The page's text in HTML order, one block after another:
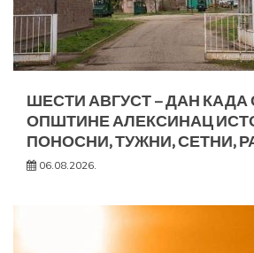
ШЕСТИ АВГУСТ – ДАН КАДА
ОПШТИНЕ АЛЕКСИНАЦ
ПОНОСНИ, ТУЖНИ, СЕТНИ,
06.08.2026.